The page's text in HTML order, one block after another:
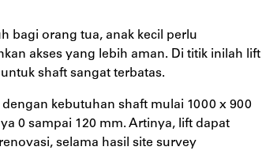
bagi orang tua, anak kecil perlu
akses yang lebih aman. Di titik inilah lift
shaft sangat terbatas.
kebutuhan shaft mulai 1000 x 900
0 sampai 120 mm. Artinya, lift dapat
selama hasil site survey